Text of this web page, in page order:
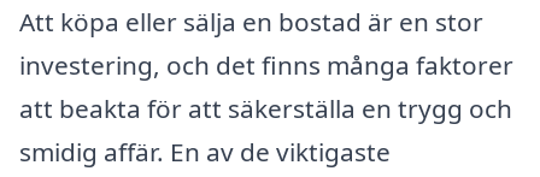
Att köpa eller sälja en bostad är en stor
investering, och det finns många faktorer
att beakta för att säkerställa en trygg och
smidig affär. En av de viktigaste